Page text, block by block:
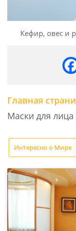
Кефир, овес и
Главная
Маски для
Интересно о Мире